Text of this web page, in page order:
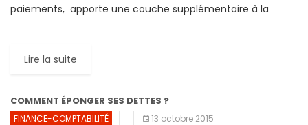
paiements, apporte une couche supplémentaire à la
Lire la suite
COMMENT ÉPONGER SES DETTES ?
FINANCE-COMPTABILITÉ 13 octobre 2015